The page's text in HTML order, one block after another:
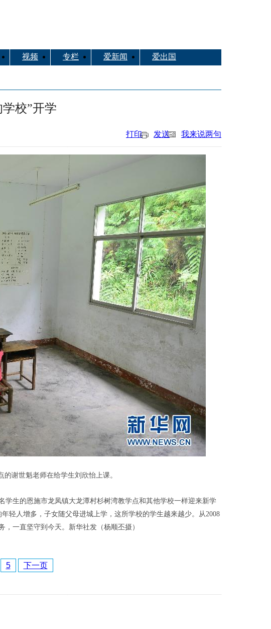
视频 专栏 爱新闻 爱出国
校”开学
打印 发送 我来说两句
谢世魁老师在给学生刘欣怡上课。
生的恩施市龙凤镇大龙潭村杉树湾教学点和其他学校一样迎来新学
轻人增多，子女随父母进城上学，这所学校的学生越来越少。从2008
一直坚守到今天。新华社发（杨顺丕摄）
5 下一页